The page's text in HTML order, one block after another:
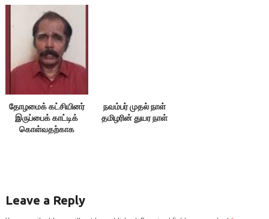
தோழமைக் கட்சியினர்
இருப்பைக் காட்டிக்
கொள்வதற்காக
நவம்பர் முதல் நாள்
தமிழரின் துயர நாள்
Leave a Reply